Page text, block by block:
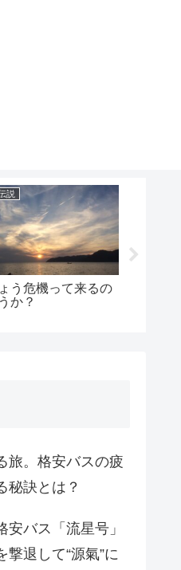
説
う危機って来るの
か？
旅。格安バスの疲
秘訣とは？
バス「流星号」
退して“源氣”に